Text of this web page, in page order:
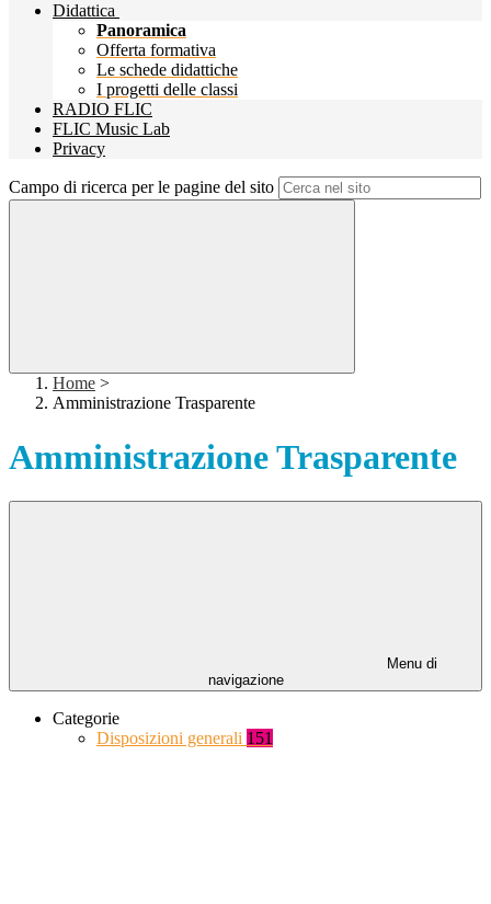
Didattica
Panoramica
Offerta formativa
Le schede didattiche
I progetti delle classi
RADIO FLIC
FLIC Music Lab
Privacy
Campo di ricerca per le pagine del sito
Home >
Amministrazione Trasparente
Amministrazione Trasparente
Menu di
navigazione
Categorie
Disposizioni generali 151